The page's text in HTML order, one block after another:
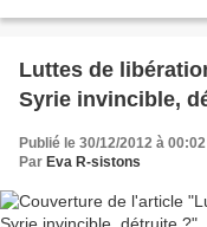
Luttes de
Syrie invincible,
Publié le 30/12/2012 à 00:02
Par Eva R-sistons